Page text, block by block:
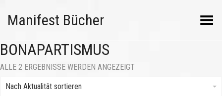
Manifest Bücher Menü umschalten
BONAPARTISMUS
ALLE 2 ERGEBNISSE WERDEN ANGEZEIGT
Nach Aktualität sortieren